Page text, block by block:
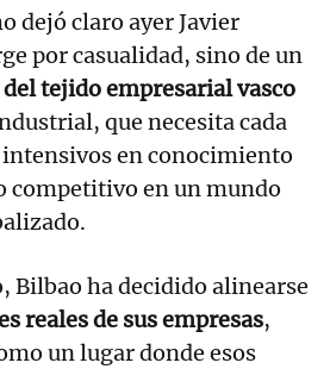
dejó claro ayer Javier
por casualidad, sino de un
tejido empresarial vasco
que necesita cada
en conocimiento
competitivo en un mundo
Bilbao ha decidido alinearse
reales de sus empresas,
un lugar donde esos